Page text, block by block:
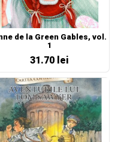
de la Green Gables, vol.
1
31.70 lei